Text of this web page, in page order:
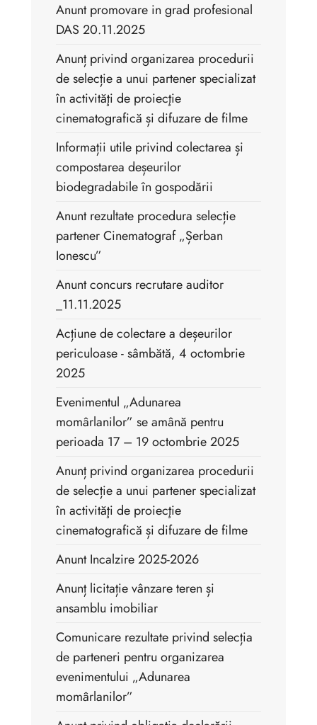
Anunt promovare in grad profesional
DAS 20.11.2025
Anunț privind organizarea procedurii
de selecție a unui partener specializat
în activităţi de proiecţie
cinematografică și difuzare de filme
Informații utile privind colectarea și
compostarea deșeurilor
biodegradabile în gospodării
Anunt rezultate procedura selecție
partener Cinematograf „Șerban
Ionescu”
Anunt concurs recrutare auditor
_11.11.2025
Acțiune de colectare a deșeurilor
periculoase - sâmbătă, 4 octombrie
2025
Evenimentul „Adunarea
momârlanilor” se amână pentru
perioada 17 – 19 octombrie 2025
Anunț privind organizarea procedurii
de selecție a unui partener specializat
în activităţi de proiecţie
cinematografică și difuzare de filme
Anunt Incalzire 2025-2026
Anunț licitație vânzare teren și
ansamblu imobiliar
Comunicare rezultate privind selecția
de parteneri pentru organizarea
evenimentului „Adunarea
momârlanilor”